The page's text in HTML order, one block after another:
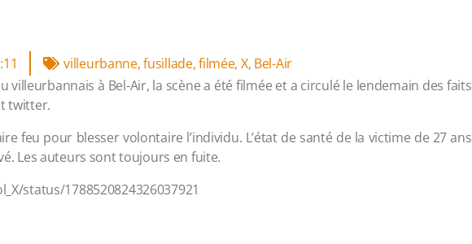
villeurbanne,fusillade,filmée, X, Bel-Air
villeurbannais à Bel-Air, la scène a été filmée et a circulé le lendemain des faits
twitter.
feu pour blesser volontaire l’individu. L’état de santé de la victime de 27 ans
Les auteurs sont toujours en fuite.
status/1788520824326037921